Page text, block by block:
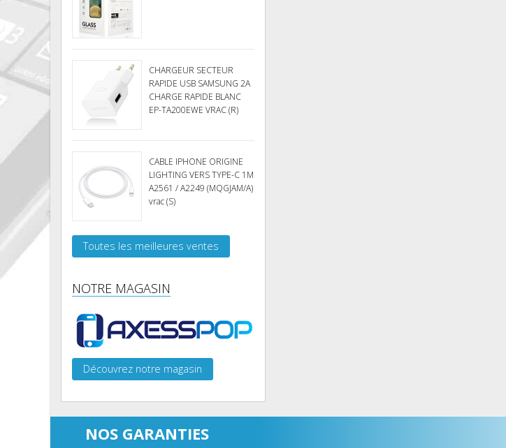
CHARGEUR SECTEUR
RAPIDE USB SAMSUNG 2A
CHARGE RAPIDE BLANC
EP-TA200EWE VRAC (R)
CABLE IPHONE ORIGINE
LIGHTING VERS TYPE-C 1M
A2561 / A2249 (MQGJAM/A)
vrac (S)
Toutes les meilleures ventes
NOTRE MAGASIN
Découvrez notre magasin
NOS GARANTIES